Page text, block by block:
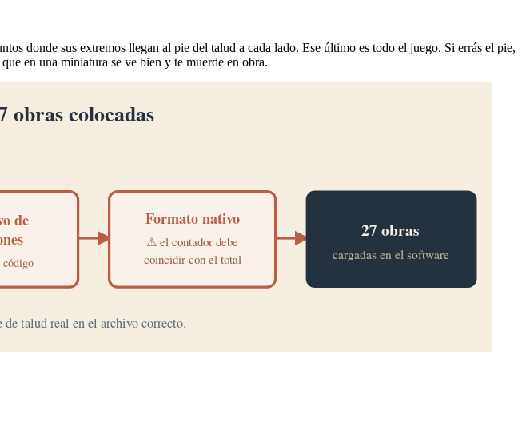
donde sus extremos llegan al pie del talud a cada lado. Ese último es todo el juego. Si errás el pie,
en una miniatura se ve bien y te muerde en obra.